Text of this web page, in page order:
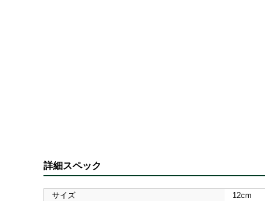
詳細スペック
サイズ 12cm